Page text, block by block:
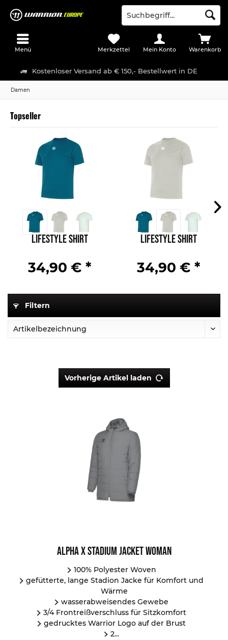
Kostenloser Versand ab € 150,- Bestellwert in DE
Menü Warenkorb
Merkzettel Mein Konto
Damen
Topseller
Lifestyle Shirt
34,90 € *
Lifestyle Shirt
34,90 € *
Filtern
Vorherige Artikel laden
Alpha X Stadium Jacket Woman
100% Polyester Woven
gefütterte, lange Stadion Jacke für Komfort und
Wärme
wasserabweisendes Gewebe
3/4 Frontreißverschluss für Sitzkomfort
gedrucktes Warrior Logo auf der Brust
2...